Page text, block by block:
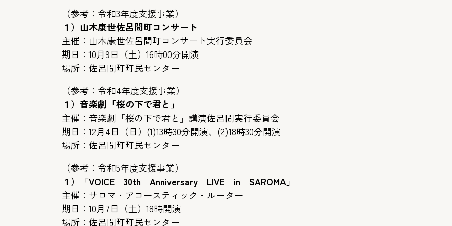
（参考：令和3年度支援事業）
１）山木康世佐呂間町コンサート
主催：山木康世佐呂間町コンサート実行委員会
期日：10月9日（土）16時00分開演
場所：佐呂間町町民センター
（参考：令和4年度支援事業）
１）音楽劇「桜の下で君と」
主催：音楽劇「桜の下で君と」講演佐呂間実行委員会
期日：12月4日（日）(1)13時30分開演、(2)18時30分開演
場所：佐呂間町町民センター
（参考：令和5年度支援事業）
１）「VOICE 30th Anniversary LIVE in SAROMA」
主催：サロマ・アコースティック・ルーター
期日：10月7日（土）18時開演
場所：佐呂間町町民センター